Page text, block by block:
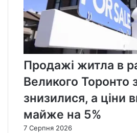
Продажі житла в
Великого Торонто
знизилися, а ціни
майже на 5%
7 Серпня 2026